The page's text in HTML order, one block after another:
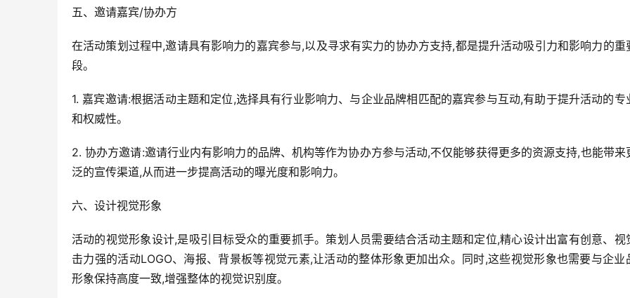
五、邀请嘉宾/协办方
在活动策划过程中,邀请具有影响力的嘉宾参与,以及寻求有实力的协办方支持,都是提升活动吸引力和影响力的重
段。
1. 嘉宾邀请:根据活动主题和定位,选择具有行业影响力、与企业品牌相匹配的嘉宾参与互动,有助于提升活动的专
和权威性。
2. 协办方邀请:邀请行业内有影响力的品牌、机构等作为协办方参与活动,不仅能够获得更多的资源支持,也能带来
泛的宣传渠道,从而进一步提高活动的曝光度和影响力。
六、设计视觉形象
活动的视觉形象设计,是吸引目标受众的重要抓手。策划人员需要结合活动主题和定位,精心设计出富有创意、视
击力强的活动LOGO、海报、背景板等视觉元素,让活动的整体形象更加出众。同时,这些视觉形象也需要与企业
形象保持高度一致,增强整体的视觉识别度。